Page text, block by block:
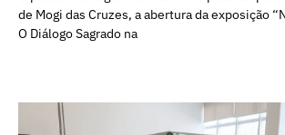
de Mogi das Cruzes, a abertura da exposição
O Diálogo Sagrado na